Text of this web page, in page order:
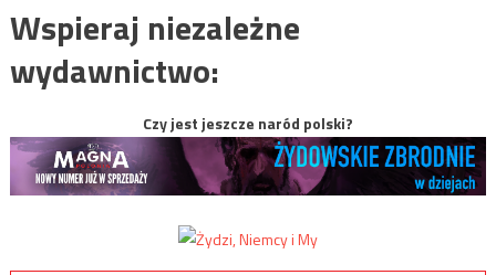
Wspieraj niezależne
wydawnictwo:
Czy jest jeszcze naród polski?